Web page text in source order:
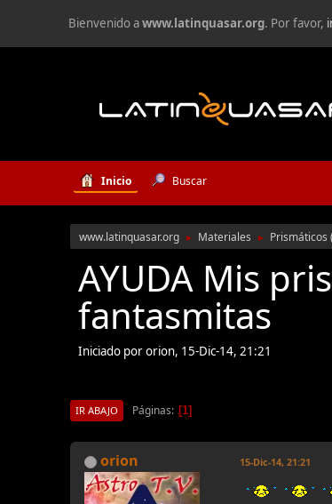
Bienvenido awww.latinquasar.org. Por favor,
Inicio Buscar
www.latinquasar.org ► Materiales ► Prismáticos
AYUDA Mis
fantasmitas
Iniciado por orion, 15-Dic-14, 21:21
IR ABAJO Páginas 1
orion 15-Dic-14, 21:21